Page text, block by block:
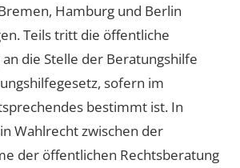
Hamburg und Berlin
Teils tritt die öffentliche
die Stelle der Beratungshilfe
sofern im
bestimmt ist. In
Wahlrecht zwischen der
der öffentlichen Rechtsberatung